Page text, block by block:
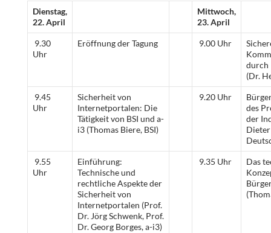
Dienstag,
22. April
Mittwoch,
23. April
9.30
Uhr
Eröffnung der Tagung 9.00 Uhr
durch
(Dr.
9.45
Uhr
Sicherheit von
Internetportalen: Die
Tätigkeit von BSI und a-
i3 (Thomas Biere, BSI)
9.20 Uhr
des
der
9.55
Uhr
Einführung:
Technische und
rechtliche Aspekte der
Sicherheit von
Internetportalen (Prof.
Dr. Jörg Schwenk, Prof.
Dr. Georg Borges, a-i3)
9.35 Uhr
Das